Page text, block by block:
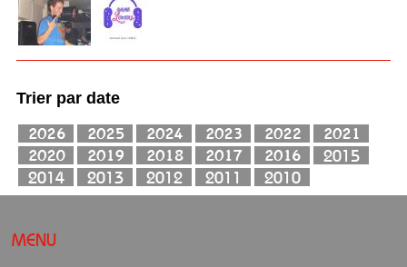
Trier par date
MENU